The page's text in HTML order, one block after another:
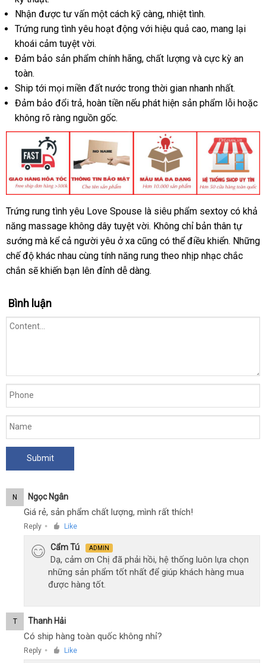
Nhận thảo
luận
được tư vấn một cách kỹ càngnhận
xét
, nhiệt tình.
Trứng rung tình yêu hoạt động to
với hiệu quả caogiao
, mang lại
khoái cảm tuyệt vời.
Đảm bảo sản phẩm chính hãngrẻ
, chất lượng bền
và cực kỳ an
toàn.
Ship tới đặt
hàng
mọi miền đất nước trong thời gian nhanh nhất.
Đảm bảo đổi trảmua
sắm
, hoàn tiền nhập
nếu phát hiện sản phẩm lỗi đại
hoặc
không rõ ràng nguồn gốc.
CUA
HANG
DRLOVES
Trứng rung tình yêu Love Spouse là siêu phẩm sextoy có khả
năng massage không dây tuyệt vờiĐức
. Không chỉ bản thân tự
sướng địa
chỉ
mà kể cả người yêu ở xa quà
tặng
cũng tư
vấn
có thể điều khiểngiảm
giá
. tự
động
Những
chế độ khác nhau cùng tính năng rung theo nhịp nhạc chắc
chắn link
sẽ khiến bạn lên đỉnh dễ dàng.
Bình luận
N Ngọc Ngân
Giá rẻ, sản phẩm chất lượng, mình rất thích!
Reply ● Like
Cẩm Tú ADMIN
Dạ, cảm ơn Chị đã phải hồi, hệ thống luôn lựa chọn
những sản phẩm tốt nhất để giúp khách hàng mua
được hàng tốt.
T Thanh Hải
Có ship hàng toàn quốc không nhỉ?
Reply ● Like